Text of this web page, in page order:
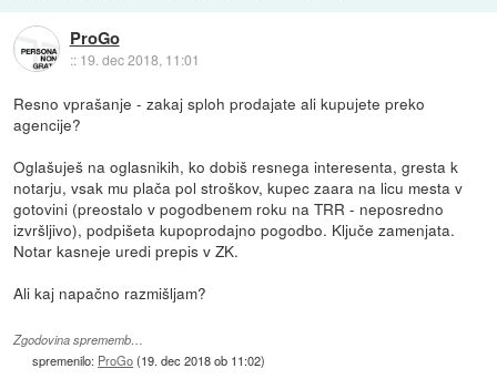
ProGo
:: 19. dec 2018, 11:01
Resno vprašanje - zakaj sploh prodajate ali kupujete preko
agencije?
Oglašuješ na oglasnikih, ko dobiš resnega interesenta, gresta k
notarju, vsak mu plača pol stroškov, kupec zaara na licu mesta v
gotovini (preostalo v pogodbenem roku na TRR - neposredno
izvršljivo), podpišeta kupoprodajno pogodbo. Ključe zamenjata.
Notar kasneje uredi prepis v ZK.
Ali kaj napačno razmišljam?
Zgodovina sprememb…
spremenilo: ProGo(19. dec 2018 ob 11:02)